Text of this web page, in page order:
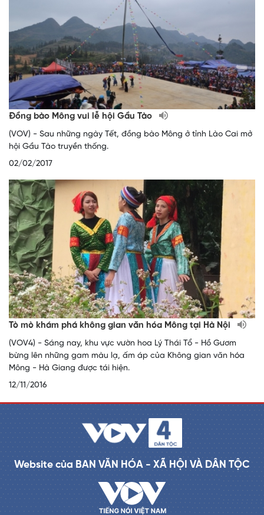
Đồng bào Mông vui lễ hội Gầu Tào
(VOV) - Sau những ngày Tết, đồng bào Mông ở tỉnh Lào Cai mở
hội Gầu Tào truyền thống.
02/02/2017
Tò mò khám phá không gian văn hóa Mông tại Hà Nội
(VOV4) - Sáng nay, khu vực vườn hoa Lý Thái Tổ - Hồ Gươm
bừng lên những gam màu lạ, ấm áp của Không gian văn hóa
Mông - Hà Giang được tái hiện.
12/11/2016
Website của BAN VĂN HÓA - XÃ HỘI VÀ DÂN TỘC